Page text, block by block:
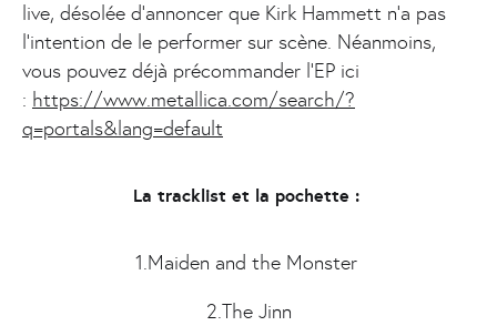
live, désolée d’annoncer que Kirk Hammett n’a pas
l’intention de le performer sur scène. Néanmoins,
vous pouvez déjà précommander l’EP ici
: https://www.metallica.com/search/?
q=portals&lang=default
La tracklist et la pochette :
1.Maiden and the Monster
2.The Jinn